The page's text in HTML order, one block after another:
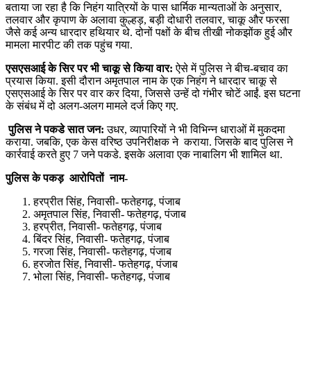
बताया जा रहा है कि निहंग यात्रियों के पास धार्मिक मान्यताओं के अनुसार,
तलवार और कृपाण के अलावा कुल्हड़, बड़ी दोधारी तलवार, चाकू और फरसा
जैसे कई अन्य धारदार हथियार थे. दोनों पक्षों के बीच तीखी नोकझोंक हुई और
मामला मारपीट की तक पहुंच गया.
एसएसआई के सिर पर भी चाकू से किया वार:ऐसे में पुलिस ने बीच-बचाव का
प्रयास किया. इसी दौरान अमृतपाल नाम के एक निहंग ने धारदार चाकू से
एसएसआई के सिर पर वार कर दिया, जिससे उन्हें दो गंभीर चोटें आईं. इस घटना
के संबंध में दो अलग-अलग मामले दर्ज किए गए.
पुलिस ने पकडे सात जन:उधर, व्यापारियों ने भी विभिन्न धाराओं में मुकदमा
कराया. जबकि, एक केस वरिष्ठ उपनिरीक्षक ने कराया. जिसके बाद पुलिस ने
कार्रवाई करते हुए 7 जने पकडे. इसके अलावा एक नाबालिग भी शामिल था.
पुलिस के पकड़ आरोपितों नाम-
हरप्रीत सिंह, निवासी- फतेहगढ़, पंजाब
अमृतपाल सिंह, निवासी- फतेहगढ़, पंजाब
हरप्रीत, निवासी- फतेहगढ़, पंजाब
बिंदर सिंह, निवासी- फतेहगढ़, पंजाब
गरजा सिंह, निवासी- फतेहगढ़, पंजाब
हरजोत सिंह, निवासी- फतेहगढ़, पंजाब
भोला सिंह, निवासी- फतेहगढ़, पंजाब